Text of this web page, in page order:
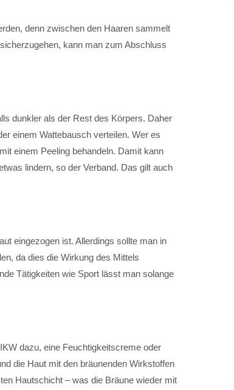
denn zwischen den Haaren sammelt
kann man zum Abschluss
dunkler als der Rest des Körpers. Daher
einem Wattebausch verteilen. Wer es
einem Peeling behandeln. Damit kann
lindern, so der Verband. Das gilt auch
eingezogen ist. Allerdings sollte man in
da dies die Wirkung des Mittels
Tätigkeiten wie Sport lässt man solange
dazu, eine Feuchtigkeitscreme oder
die Haut mit den bräunenden Wirkstoffen
Hautschicht – was die Bräune wieder mit